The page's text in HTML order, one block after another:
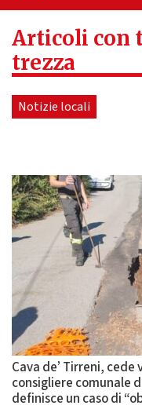
Articoli con
trezza
Notizie locali
Cava de’ Tirreni, cede
consigliere comunale
definisce un caso di